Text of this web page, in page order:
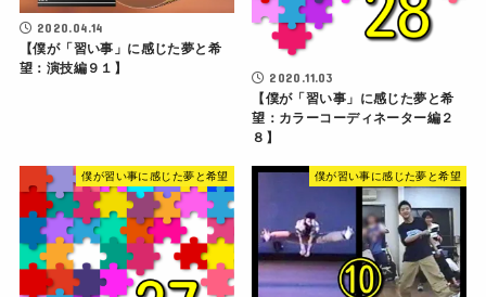
2020.04.14
【僕が「習い事」に感じた夢と希
望：演技編９１】
2020.11.03
【僕が「習い事」に感じた夢と希
望：カラーコーディネーター編２
８】
僕が習い事に感じた夢と希望 僕が習い事に感じた夢と希望